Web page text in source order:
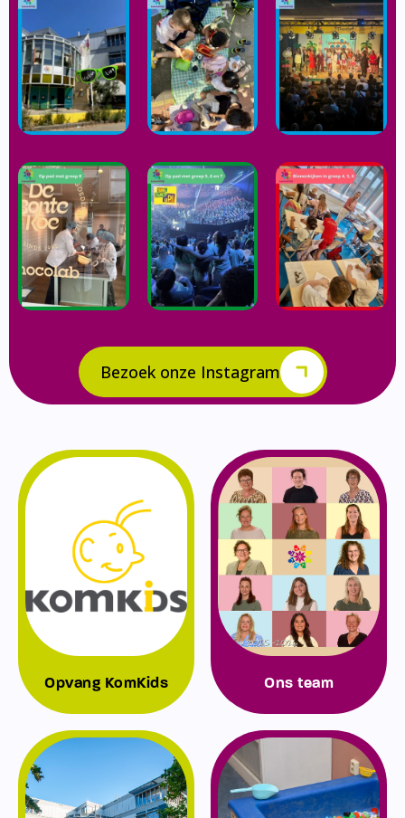
Bezoek onze Instagram
Opvang KomKids Ons team